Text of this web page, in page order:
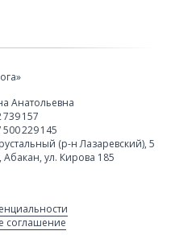
Анатольевна
157
229 145
(р-н Лазаревский), 5
ул. Кирова 185
соглашение